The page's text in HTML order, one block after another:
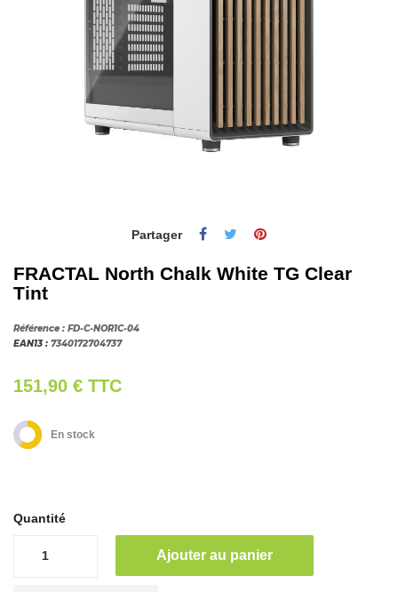
Partager
FRACTAL North Chalk White TG Clear
Tint
Référence : FD-C-NOR1C-04
EAN13 : 7340172704737
151,90 € TTC
En stock
Quantité
Ajouter au panier